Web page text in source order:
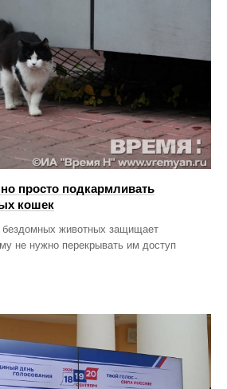
просто подкармливать
кошек
бездомных животных защищает
не нужно перекрывать им доступ